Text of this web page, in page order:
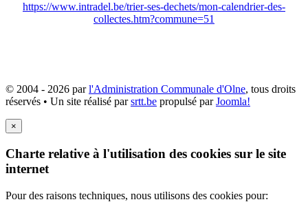
https://www.intradel.be/trier-ses-dechets/mon-calendrier-des-
collectes.htm?commune=51
© 2004 - 2026 parl'Administration Communale d'Olne, tous droits
réservés • Un site réalisé parsrtt.be propulsé parJoomla!
×
Charte relative à l'utilisation des cookies sur le site
internet
Pour des raisons techniques, nous utilisons des cookies pour: